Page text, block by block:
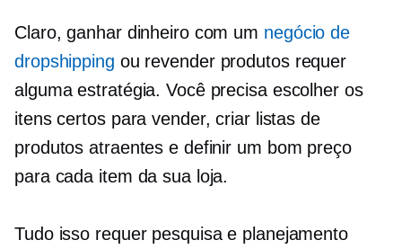
Claro, ganhar dinheiro com um negócio de
dropshipping ou revender produtos requer
alguma estratégia. Você precisa escolher os
itens certos para vender, criar listas de
produtos atraentes e definir um bom preço
para cada item da sua loja.
Tudo isso requer pesquisa e planejamento